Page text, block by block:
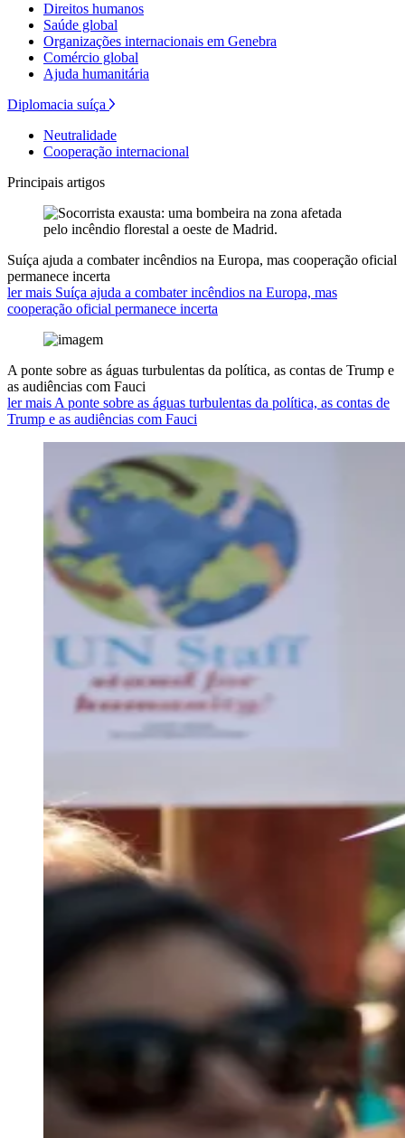
Direitos humanos
Saúde global
Organizações internacionais em Genebra
Comércio global
Ajuda humanitária
Diplomacia suíça
Neutralidade
Cooperação internacional
Principais artigos
Suíça ajuda a combater incêndios na Europa, mas cooperação oficial
permanece incerta
ler mais Suíça ajuda a combater incêndios na Europa, mas
cooperação oficial permanece incerta
A ponte sobre as águas turbulentas da política, as contas de Trump e
as audiências com Fauci
ler mais A ponte sobre as águas turbulentas da política, as contas de
Trump e as audiências com Fauci